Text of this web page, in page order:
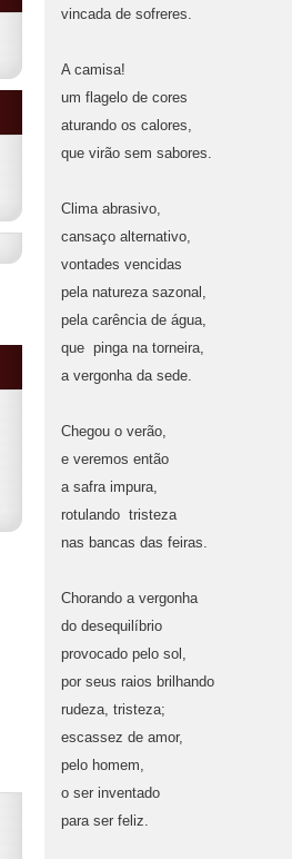
vincada de sofreres.
A camisa!
um flagelo de cores
aturando os calores,
que virão sem sabores.
Clima abrasivo,
cansaço alternativo,
vontades vencidas
pela natureza sazonal,
pela carência de água,
que pinga na torneira,
a vergonha da sede.
Chegou o verão,
e veremos então
a safra impura,
rotulando tristeza
nas bancas das feiras.
Chorando a vergonha
do desequilíbrio
provocado pelo sol,
por seus raios brilhando
rudeza, tristeza;
escassez de amor,
pelo homem,
o ser inventado
para ser feliz.